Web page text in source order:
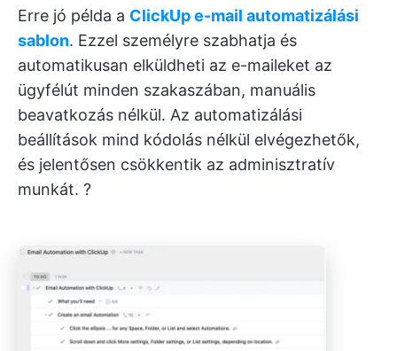
Erre jó példa a ClickUp e-mail automatizálási
sablon. Ezzel személyre szabhatja és
automatikusan elküldheti az e-maileket az
ügyfélút minden szakaszában, manuális
beavatkozás nélkül. Az automatizálási
beállítások mind kódolás nélkül elvégezhetők,
és jelentősen csökkentik az adminisztratív
munkát. ?